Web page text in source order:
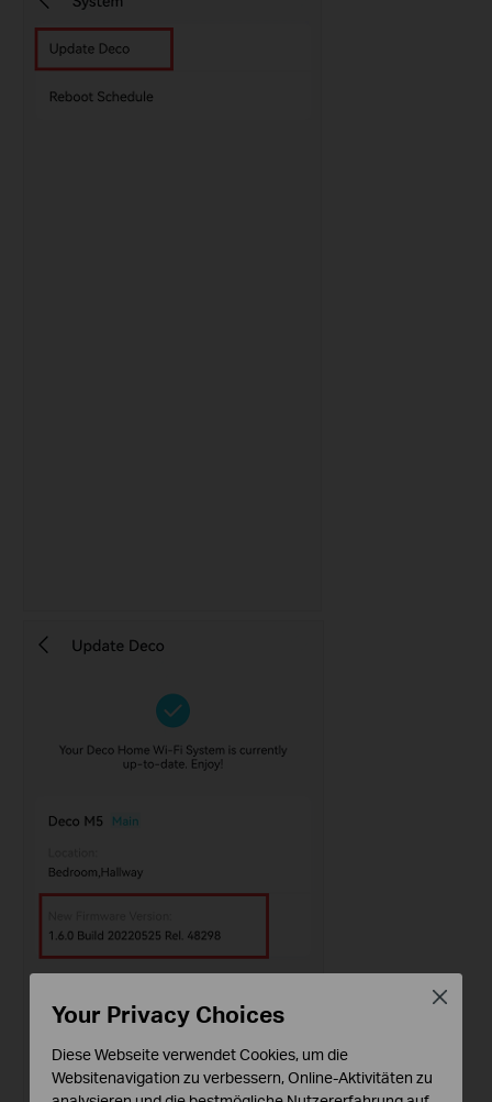
Your Privacy Choices
Diese Webseite verwendet Cookies, um die
Websitenavigation zu verbessern, Online-Aktivitäten zu
Close